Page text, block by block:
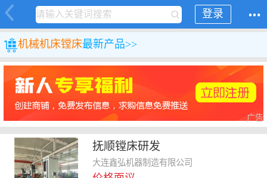
登录
机械机床镗床最新产品>>
广告
抚顺镗床研发
大连鑫弘机器制造有限公司